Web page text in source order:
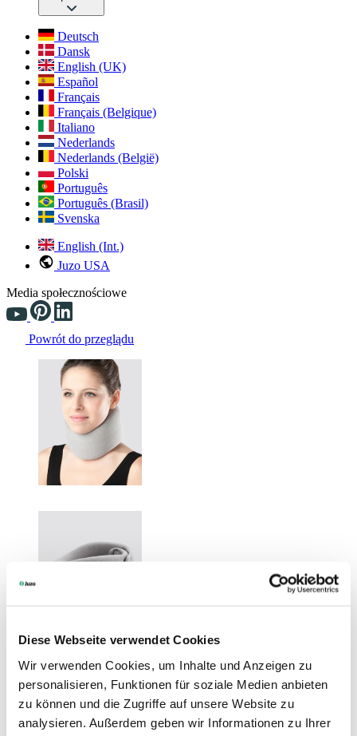
Diese Webseite verwendet Cookies
Wir verwenden Cookies, um Inhalte und Anzeigen zu
personalisieren, Funktionen für soziale Medien anbieten
zu können und die Zugriffe auf unsere Website zu
analysieren. Außerdem geben wir Informationen zu Ihrer
Deutsch
Dansk
English (UK)
Español
Français
Français (Belgique)
Italiano
Nederlands
Nederlands (België)
Polski
Português
Português (Brasil)
Svenska
English (Int.)
Juzo USA
Media społecznościowe
Powrót do przeglądu